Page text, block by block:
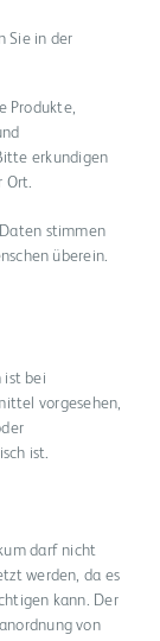
Sie in der
Produkte,
erkundigen
Ort.
stimmen
überein.
ist bei
vorgesehen,
ist.
darf nicht
werden, da es
kann. Der
von